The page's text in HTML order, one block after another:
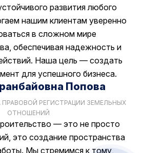
развития любого
нашим клиентам уверенно
в сложном мире
обеспечивая надежность и
Наша цель — создать
для успешного бизнеса.
Попова
ПРАВОВОЙ РЕГИСТРАЦИИ ЗЕМЕЛЬНЫХ
ОТНОШЕНИЙ
— это не просто
это создание пространства
Мы стремимся к тому,